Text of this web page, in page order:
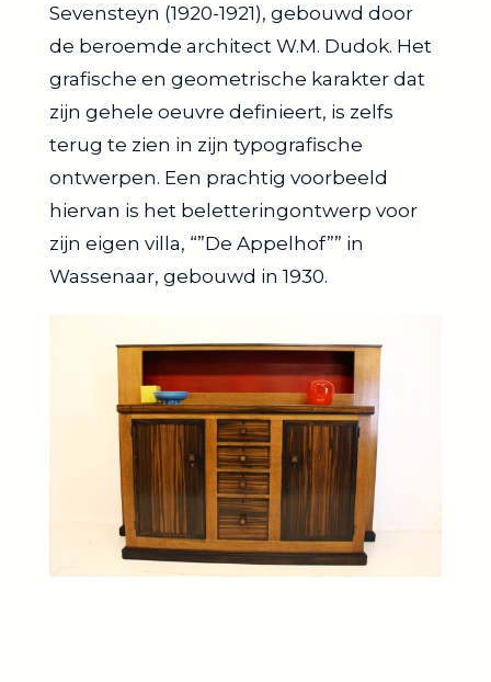
Sevensteyn (1920-1921), gebouwd door
de beroemde architect W.M. Dudok. Het
grafische en geometrische karakter dat
zijn gehele oeuvre definieert, is zelfs
terug te zien in zijn typografische
ontwerpen. Een prachtig voorbeeld
hiervan is het beletteringontwerp voor
zijn eigen villa, “”De Appelhof”” in
Wassenaar, gebouwd in 1930.